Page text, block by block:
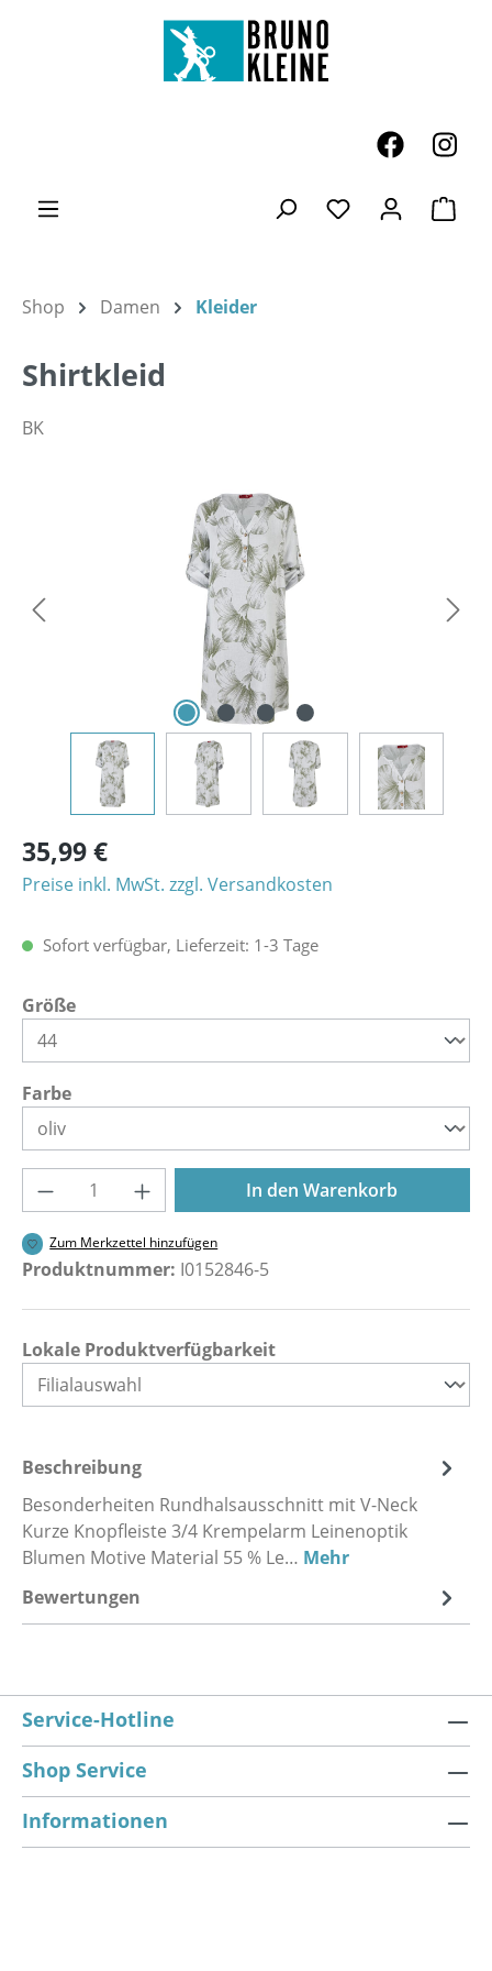
Zum Hauptinhalt springen
Du hast 0
Shop Damen Kleider
Shirtkleid
BK
Bildergalerie überspringen
35,99 €
Preise inkl. MwSt. zzgl. Versandkosten
Sofort verfügbar, Lieferzeit: 1-3 Tage
Größeauswählen
Farbeauswählen
Produkt Anzahl: Gib den gewünschten
In den Warenkorb
Zum Merkzettel hinzufügen
Produktnummer: I0152846-5
Lokale Produktverfügbarkeit
Beschreibung
Besonderheiten Rundhalsausschnitt mit V-Neck
Kurze Knopfleiste 3/4 Krempelarm Leinenoptik
Blumen Motive Material 55 % Le… Mehr
Bewertungen
Service-Hotline
Shop Service
Informationen